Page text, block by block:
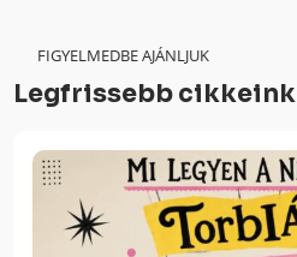
FIGYELMEDBE AJÁNLJUK
Legfrissebb cikkeink